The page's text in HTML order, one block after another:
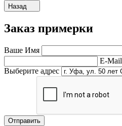
Назад
Заказ примерки
Ваше Имя
E-Mail
Выберите адрес
Отправить